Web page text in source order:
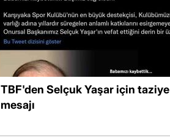
TBF'den Selçuk Yaşar için taziye
mesajı